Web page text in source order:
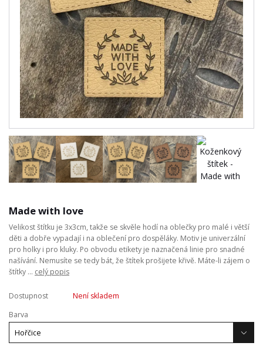
Made with love
Velikost štítku je 3x3cm, takže se skvěle hodí na oblečky pro malé i větší
děti a dobře vypadají i na oblečení pro dospěláky. Motiv je univerzální
pro holky i pro kluky. Po obvodu etikety je naznačená linie pro snadné
našívání. Nemusíte se tedy bát, že štítek prošijete křivě. Máte-li zájem o
štítky ... celý popis
Dostupnost
Není skladem
Barva